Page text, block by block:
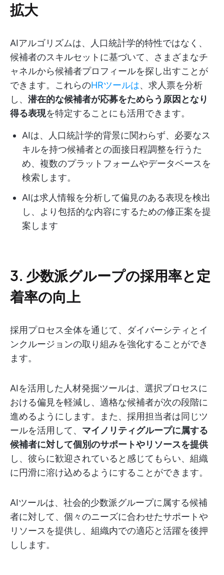
拡大
AIアルゴリズムは、人口統計学的特性ではなく、
候補者のスキルセットに基づいて、さまざまなチ
ャネルから候補者プロフィールを探し出すことが
できます。これらのHRツールは、求人票を分析
し、 潜在的な候補者が応募をためらう原因となり
得る表現を特定することにも活用できます。
AIは、人口統計学的背景に関わらず、必要なス
キルを持つ候補者との面接日程調整を行うた
め、複数のプラットフォームやデータベースを
検索します。
AIは求人情報を分析して偏見のある表現を検出
し、より包括的な内容にするための修正案を提
案します
3. 少数派グループの採用率と定
着率の向上
採用プロセス全体を通じて、ダイバーシティとイ
ンクルージョンの取り組みを強化することができ
ます。
AIを活用した人材発掘ツールは、選択プロセスに
おける偏見を軽減し、適格な候補者が次の段階に
進めるようにします。また、採用担当者は同じツ
ールを活用して、 マイノリティグループに属する
候補者に対して個別のサポートやリソースを提供
し、彼らに歓迎されていると感じてもらい、組織
に円滑に溶け込めるようにすることができます。
AIツールは、社会的少数派グループに属する候補
者に対して、個々のニーズに合わせたサポートや
リソースを提供し、組織内での適応と活躍を後押
しします。